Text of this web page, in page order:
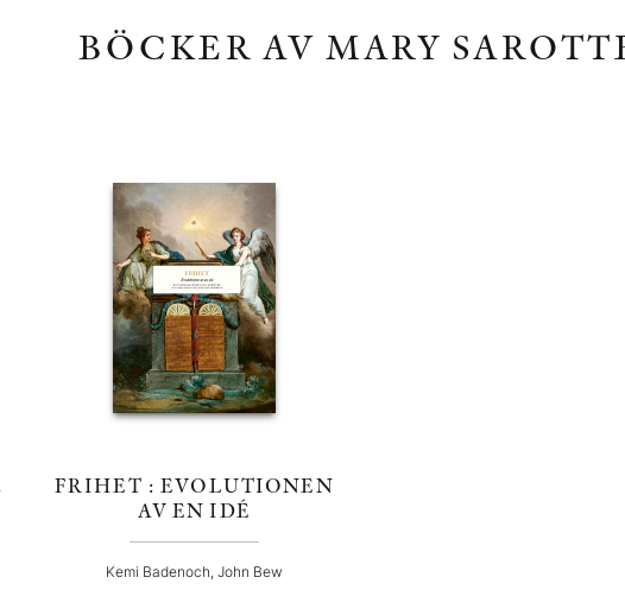
BÖCKER AV MARY
FRIHET : EVOLUTIONEN
AV EN IDÉ
Kemi Badenoch, John Bew